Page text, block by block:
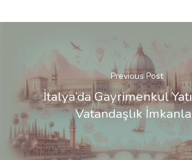
Previous Post
İtalya’da Gayrimenkul
Vatandaşlık